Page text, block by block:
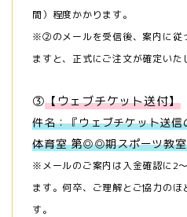
間）程度かかります。
※②のメールを受信後、案内に従
ますと、正式にご注文が確定いた
③【ウェブチケット送付】
件名：『ウェブチケット送
体育室 第◎◎期スポーツ教
※メールのご案内は入金確認に2
ます。何卒、ご理解とご協力の
す。